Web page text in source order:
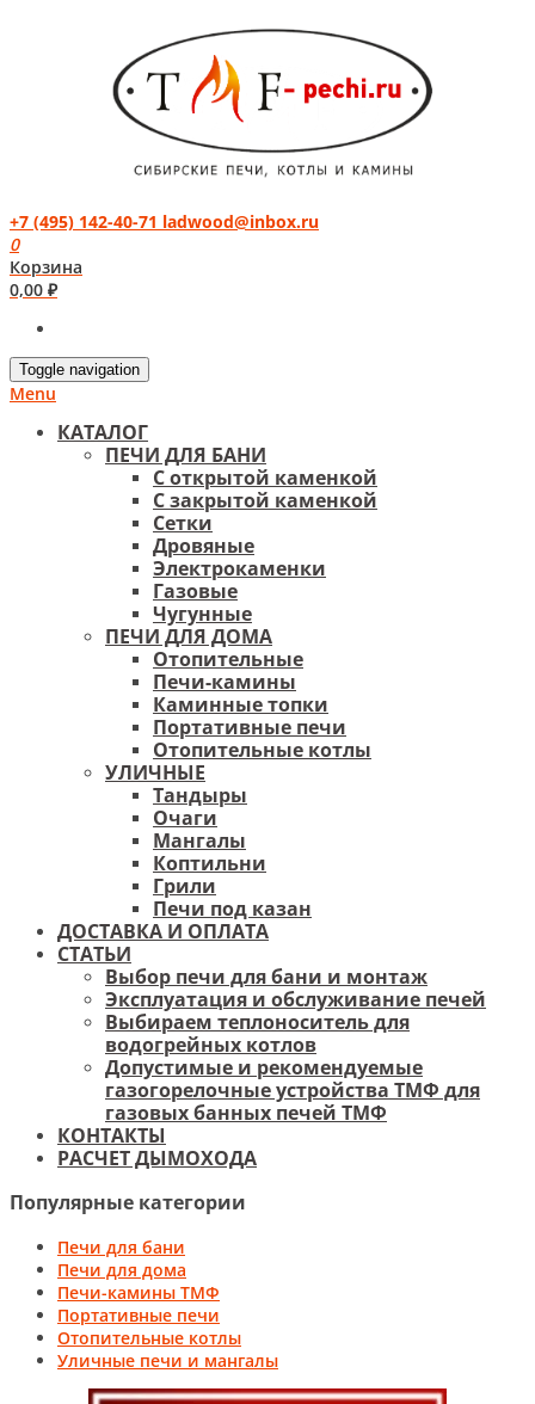
+7 (495) 142-40-71 ladwood@inbox.ru
0
Корзина
0,00 ₽
Toggle navigation
Menu
КАТАЛОГ
ПЕЧИ ДЛЯ БАНИ
С открытой каменкой
С закрытой каменкой
Сетки
Дровяные
Электрокаменки
Газовые
Чугунные
ПЕЧИ ДЛЯ ДОМА
Отопительные
Печи-камины
Каминные топки
Портативные печи
Отопительные котлы
УЛИЧНЫЕ
Тандыры
Очаги
Мангалы
Коптильни
Грили
Печи под казан
ДОСТАВКА И ОПЛАТА
СТАТЬИ
Выбор печи для бани и монтаж
Эксплуатация и обслуживание печей
Выбираем теплоноситель для
водогрейных котлов
Допустимые и рекомендуемые
газогорелочные устройства ТМФ для
газовых банных печей ТМФ
КОНТАКТЫ
РАСЧЕТ ДЫМОХОДА
Популярные категории
Печи для бани
Печи для дома
Печи-камины ТМФ
Портативные печи
Отопительные котлы
Уличные печи и мангалы